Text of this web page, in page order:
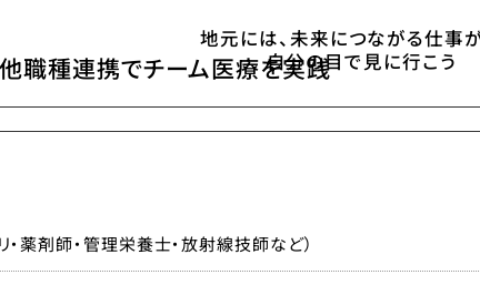
地元には、未来につながる仕事
自分の目で見に行こう
職種連携でチーム医療を実践
薬剤師・管理栄養士・放射線技師など）